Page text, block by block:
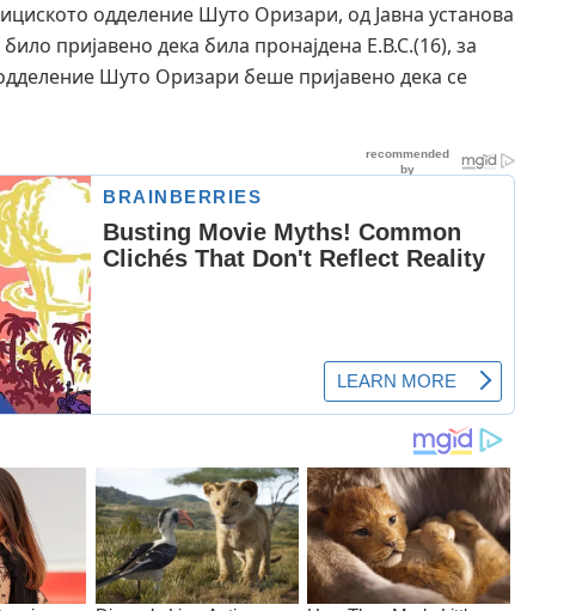
одделение Шуто Оризари, од Јавна установа
пријавено дека била пронајдена Е.В.С.(16), за
Шуто Оризари беше пријавено дека се